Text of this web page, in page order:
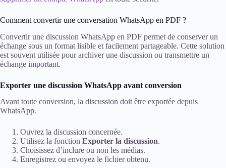
Comment convertir une conversation WhatsApp en PDF ?
Convertir une discussion WhatsApp en PDF permet de conserver un
échange sous un format lisible et facilement partageable. Cette solution
est souvent utilisée pour archiver une discussion ou transmettre un
échange important.
Exporter une discussion WhatsApp avant conversion
Avant toute conversion, la discussion doit être exportée depuis
WhatsApp.
Ouvrez la discussion concernée.
Utilisez la fonction Exporter la discussion.
Choisissez d’inclure ou non les médias.
Enregistrez ou envoyez le fichier obtenu.